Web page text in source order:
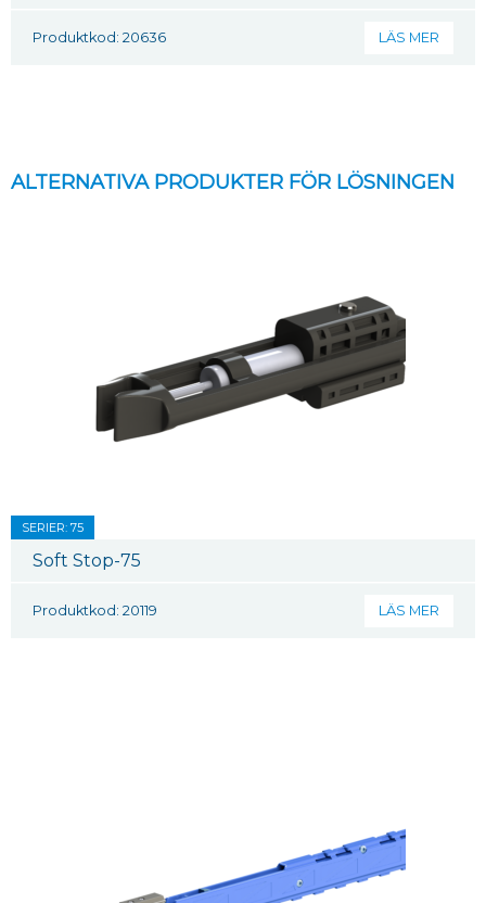
Produktkod: 20636 LÄS MER
ALTERNATIVA PRODUKTER FÖR LÖSNINGEN
SERIER: 75
Soft Stop-75
Produktkod: 20119 LÄS MER